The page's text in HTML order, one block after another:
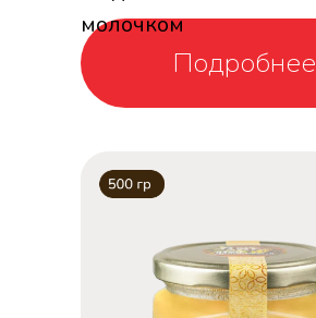
Подробнее
молочком